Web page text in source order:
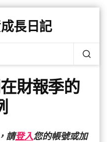
長日記
財報季的
請登入您的帳號或加